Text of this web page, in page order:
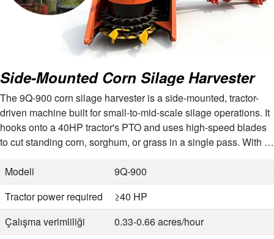
Side-Mounted Corn Silage Harvester
The 9Q-900 corn silage harvester is a side-mounted, tractor-
driven machine built for small-to-mid-scale silage operations. It
hooks onto a 40HP tractor's PTO and uses high-speed blades
to cut standing corn, sorghum, or grass in a single pass. With a
Modeli
9Q-900
Tractor power required
≥40 HP
Çalışma verimliliği
0.33-0.66 acres/hour